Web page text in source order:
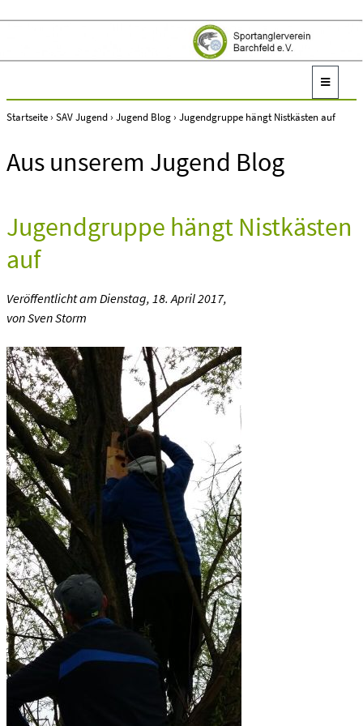
Startseite› SAV Jugend› Jugend Blog› Jugendgruppe hängt Nistkästen auf
Aus unserem Jugend Blog
Jugendgruppe hängt Nistkästen
auf
Veröffentlicht am Dienstag, 18. April 2017,
von Sven Storm